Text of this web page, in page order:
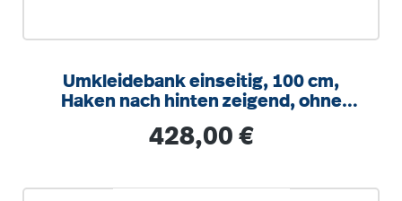
Umkleidebank einseitig, 100 cm,
Haken nach hinten zeigend, ohne
Regulärer Preis:
428,00 €